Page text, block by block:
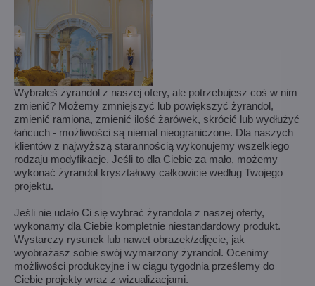
Wybrałeś żyrandol z naszej ofery, ale potrzebujesz coś w nim
zmienić? Możemy zmniejszyć lub powiększyć żyrandol,
zmienić ramiona, zmienić ilość żarówek, skrócić lub wydłużyć
łańcuch - możliwości są niemal nieograniczone. Dla naszych
klientów z najwyższą starannością wykonujemy wszelkiego
rodzaju modyfikacje. Jeśli to dla Ciebie za mało, możemy
wykonać żyrandol kryształowy całkowicie według Twojego
projektu.
Jeśli nie udało Ci się wybrać żyrandola z naszej oferty,
wykonamy dla Ciebie kompletnie niestandardowy produkt.
Wystarczy rysunek lub nawet obrazek/zdjęcie, jak
wyobrażasz sobie swój wymarzony żyrandol. Ocenimy
możliwości produkcyjne i w ciągu tygodnia prześlemy do
Ciebie projekty wraz z wizualizacjami.